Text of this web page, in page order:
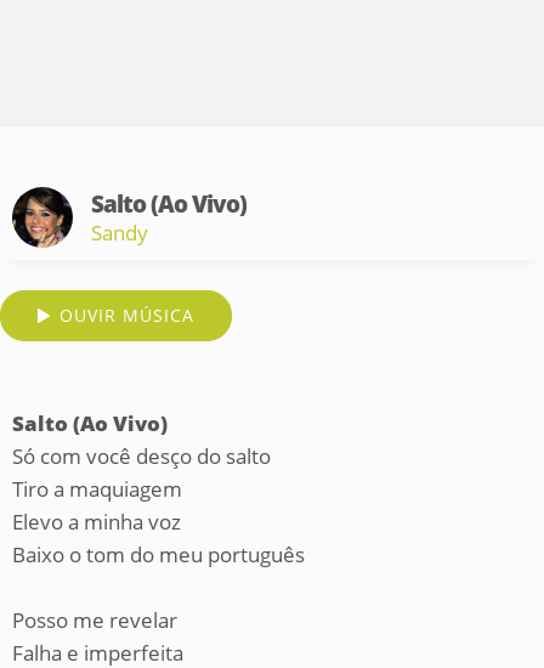
Salto (Ao Vivo)
Sandy
OUVIR MÚSICA
Salto (Ao Vivo)
Só com você desço do salto
Tiro a maquiagem
Elevo a minha voz
Baixo o tom do meu português
Posso me revelar
Falha e imperfeita